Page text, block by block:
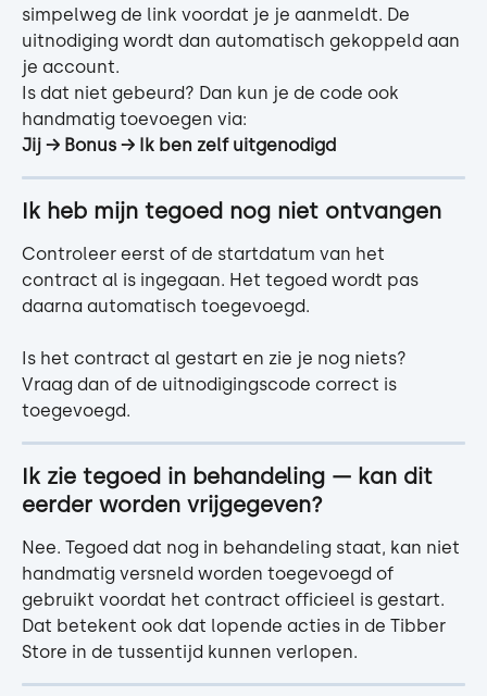
simpelweg de link voordat je je aanmeldt. De
uitnodiging wordt dan automatisch gekoppeld aan
je account.
Is dat niet gebeurd? Dan kun je de code ook
handmatig toevoegen via:
Jij → Bonus → Ik ben zelf uitgenodigd
Ik heb mijn tegoed nog niet ontvangen
Controleer eerst of de startdatum van het
contract al is ingegaan. Het tegoed wordt pas
daarna automatisch toegevoegd.
Is het contract al gestart en zie je nog niets?
Vraag dan of de uitnodigingscode correct is
toegevoegd.
Ik zie tegoed in behandeling — kan dit
eerder worden vrijgegeven?
Nee. Tegoed dat nog in behandeling staat, kan niet
handmatig versneld worden toegevoegd of
gebruikt voordat het contract officieel is gestart.
Dat betekent ook dat lopende acties in de Tibber
Store in de tussentijd kunnen verlopen.